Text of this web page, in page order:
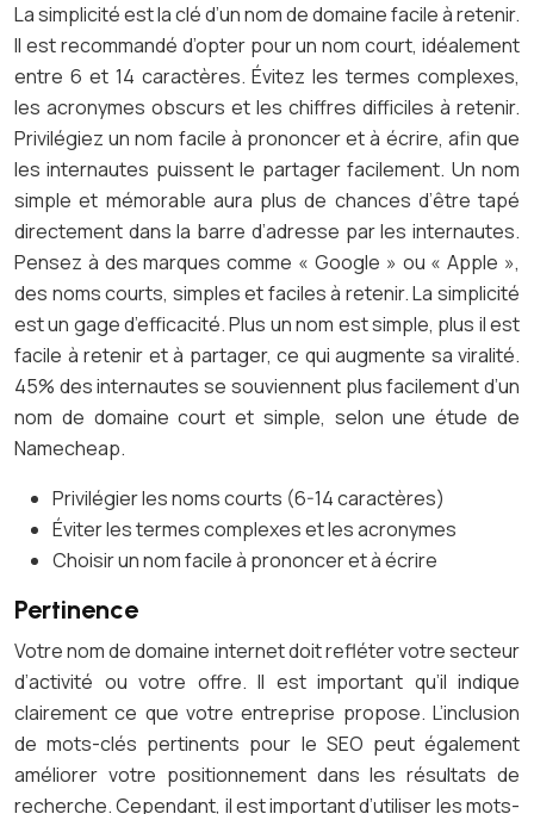
La simplicité est la clé d’un nom de domaine facile à retenir.
Il est recommandé d’opter pour un nom court, idéalement
entre 6 et 14 caractères. Évitez les termes complexes,
les acronymes obscurs et les chiffres difficiles à retenir.
Privilégiez un nom facile à prononcer et à écrire, afin que
les internautes puissent le partager facilement. Un nom
simple et mémorable aura plus de chances d’être tapé
directement dans la barre d’adresse par les internautes.
Pensez à des marques comme « Google » ou « Apple »,
des noms courts, simples et faciles à retenir. La simplicité
est un gage d’efficacité. Plus un nom est simple, plus il est
facile à retenir et à partager, ce qui augmente sa viralité.
45% des internautes se souviennent plus facilement d’un
nom de domaine court et simple, selon une étude de
Namecheap.
Privilégier les noms courts (6-14 caractères)
Éviter les termes complexes et les acronymes
Choisir un nom facile à prononcer et à écrire
Pertinence
Votre nom de domaine internet doit refléter votre secteur
d’activité ou votre offre. Il est important qu’il indique
clairement ce que votre entreprise propose. L’inclusion
de mots-clés pertinents pour le SEO peut également
améliorer votre positionnement dans les résultats de
recherche. Cependant, il est important d’utiliser les mots-